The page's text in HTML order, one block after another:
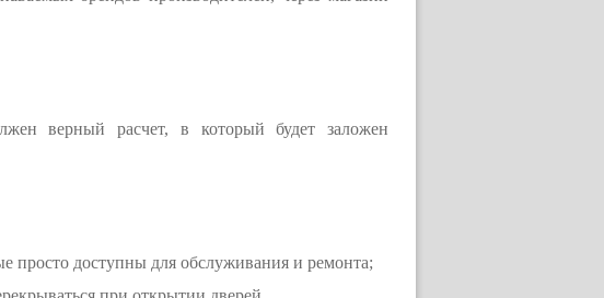
верный расчет, в который будет заложен
просто доступны для обслуживания и ремонта;